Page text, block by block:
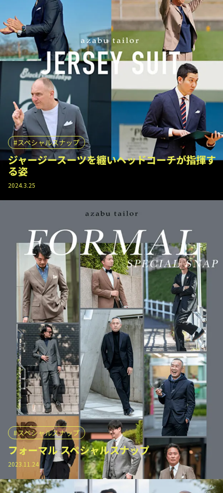
スペシャルスナップ
ジャージースーツを纏いヘッドコーチが指揮す
る姿
2024.3.25
スペシャルスナップ
フォーマル スペシャルスナップ
2023.11.24